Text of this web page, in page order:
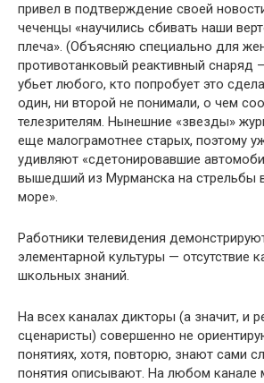
привел в подтверждение своей
чеченцы «научились сбивать наши
плеча». (Объясняю специально для
противотанковый реактивный снаряд
убьет любого, кто попро­бует это
один, ни второй не понимали, о чем
телезрителям. Нынешние «звезды»
еще малограмотнее старых, поэтому
удивляют «сдетонировавшие
вышедший из Мур­манска на стрельбы
море».
Работники телевидения
элементар­ной культуры — отсутствие
школьных знаний.
На всех каналах дикторы (а значит, и
сценаристы) совершенно не
понятиях, хотя, по­вторю, знают сами
понятия описывают. На лю­бом канале